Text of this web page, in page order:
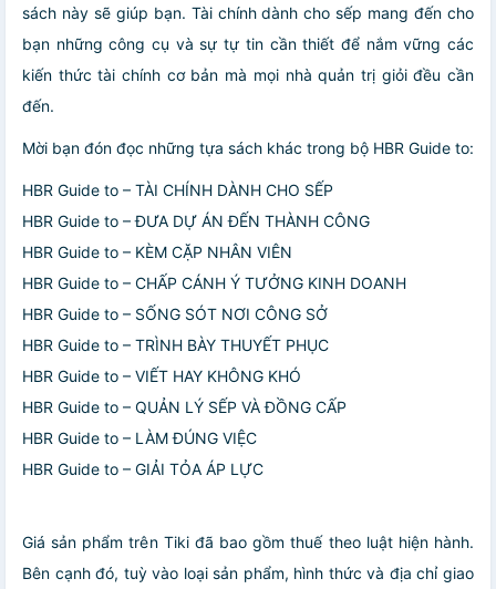
sách này sẽ giúp bạn. Tài chính dành cho sếp mang đến cho
bạn những công cụ và sự tự tin cần thiết để nắm vững các
kiến thức tài chính cơ bản mà mọi nhà quản trị giỏi đều cần
đến.
Mời bạn đón đọc những tựa sách khác trong bộ HBR Guide to:
HBR Guide to – TÀI CHÍNH DÀNH CHO SẾP
HBR Guide to – ĐƯA DỰ ÁN ĐẾN THÀNH CÔNG
HBR Guide to – KÈM CẶP NHÂN VIÊN
HBR Guide to – CHẤP CÁNH Ý TƯỞNG KINH DOANH
HBR Guide to – SỐNG SÓT NƠI CÔNG SỞ
HBR Guide to – TRÌNH BÀY THUYẾT PHỤC
HBR Guide to – VIẾT HAY KHÔNG KHÓ
HBR Guide to – QUẢN LÝ SẾP VÀ ĐỒNG CẤP
HBR Guide to – LÀM ĐÚNG VIỆC
HBR Guide to – GIẢI TỎA ÁP LỰC
Giá sản phẩm trên Tiki đã bao gồm thuế theo luật hiện hành.
Bên cạnh đó, tuỳ vào loại sản phẩm, hình thức và địa chỉ giao